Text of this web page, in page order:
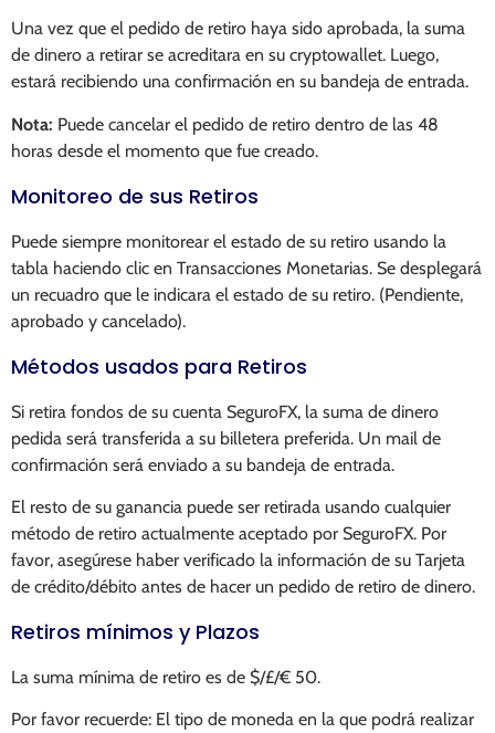
Una vez que el pedido de retiro haya sido aprobada, la suma
de dinero a retirar se acreditara en su cryptowallet. Luego,
estará recibiendo una confirmación en su bandeja de entrada.
Nota: Puede cancelar el pedido de retiro dentro de las 48
horas desde el momento que fue creado.
Monitoreo de sus Retiros
Puede siempre monitorear el estado de su retiro usando la
tabla haciendo clic en Transacciones Monetarias. Se desplegará
un recuadro que le indicara el estado de su retiro. (Pendiente,
aprobado y cancelado).
Métodos usados para Retiros
Si retira fondos de su cuenta SeguroFX, la suma de dinero
pedida será transferida a su billetera preferida. Un mail de
confirmación será enviado a su bandeja de entrada.
El resto de su ganancia puede ser retirada usando cualquier
método de retiro actualmente aceptado por SeguroFX. Por
favor, asegúrese haber verificado la información de su Tarjeta
de crédito/débito antes de hacer un pedido de retiro de dinero.
Retiros mínimos y Plazos
La suma mínima de retiro es de $/£/€ 50.
Por favor recuerde: El tipo de moneda en la que podrá realizar